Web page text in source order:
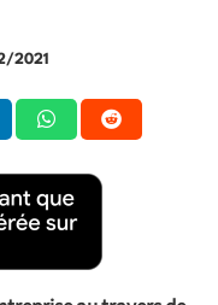
2021